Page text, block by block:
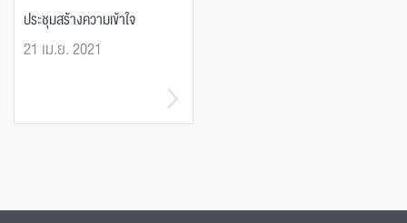
ประชุมสร้างความเข้าใจ
21 เม.ย. 2021